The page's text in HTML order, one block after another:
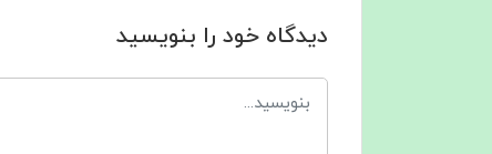
دیدگاه خود را بنویسید